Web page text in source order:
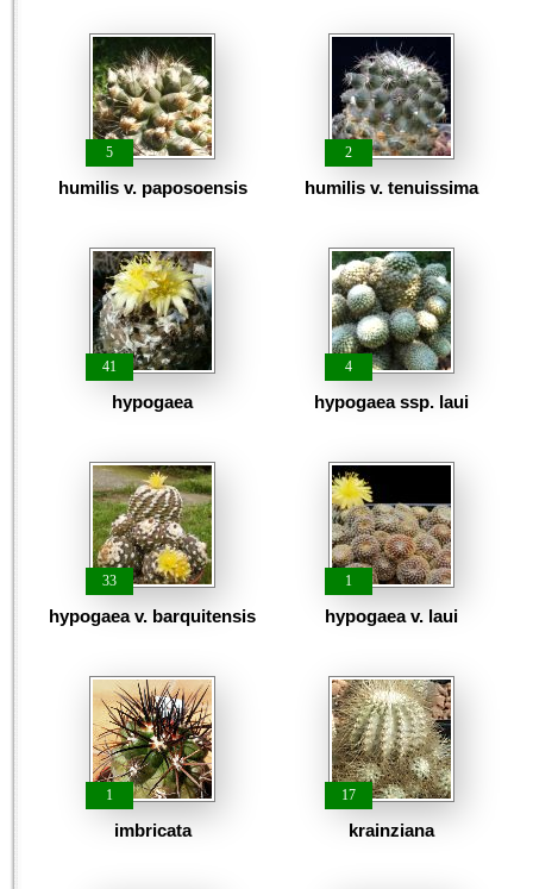
5
humilis v. paposoensis
2
humilis v. tenuissima
41
hypogaea
4
hypogaea ssp. laui
33
hypogaea v. barquitensis
1
hypogaea v. laui
1
imbricata
17
krainziana